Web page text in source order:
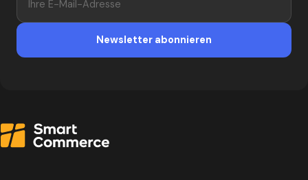
Ihre E-Mail-Adresse
Newsletter abonnieren